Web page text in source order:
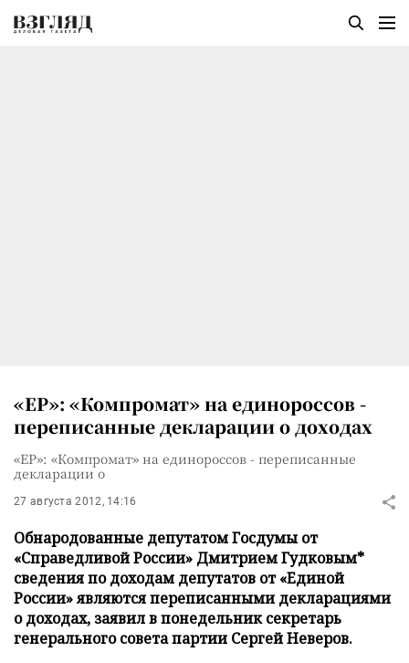
«ЕР»: «Компромат» на единороссов -
переписанные декларации о доходах
«ЕР»: «Компромат» на единороссов - переписанные
декларации о
27 августа 2012, 14:16
Обнародованные депутатом Госдумы от
«Справедливой России» Дмитрием Гудковым*
сведения по доходам депутатов от «Единой
России» являются переписанными декларациями
о доходах, заявил в понедельник секретарь
генерального совета партии Сергей Неверов.